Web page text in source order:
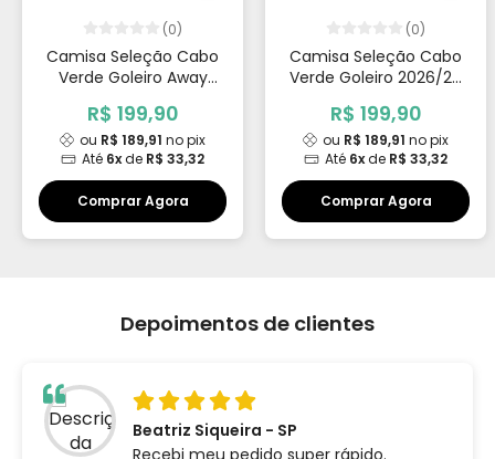
(0)
Camisa Seleção Cabo
Verde Goleiro Away
R$ 199,90
ou R$ 189,91 no pix
Até 6xde R$ 33,32
Comprar Agora
(0)
Camisa Seleção Cabo
Verde Goleiro 2026/27
R$ 199,90
ou R$ 189,91 no pix
Até 6xde R$ 33,32
Comprar Agora
Depoimentos de clientes
Beatriz Siqueira - SP
Recebi meu pedido super rápido.